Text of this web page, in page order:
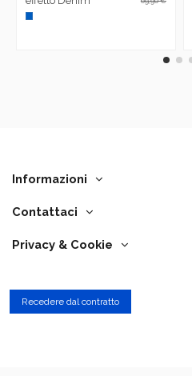
Informazioni
Contattaci
Privacy & Cookie
Recedere dal contratto